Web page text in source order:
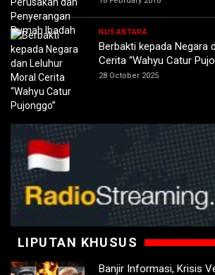
NUSANTARA
Berbakti kepada Negara
Cerita “Wahyu Catur
28 October 2025
LIPUTAN KHUSUS
Banjir Informasi, Krisis